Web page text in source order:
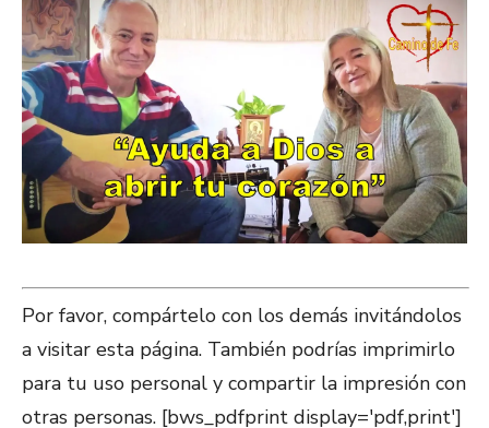
Por favor, compártelo con los demás invitándolos
a visitar esta página. También podrías imprimirlo
para tu uso personal y compartir la impresión con
otras personas. [bws_pdfprint display='pdf,print']